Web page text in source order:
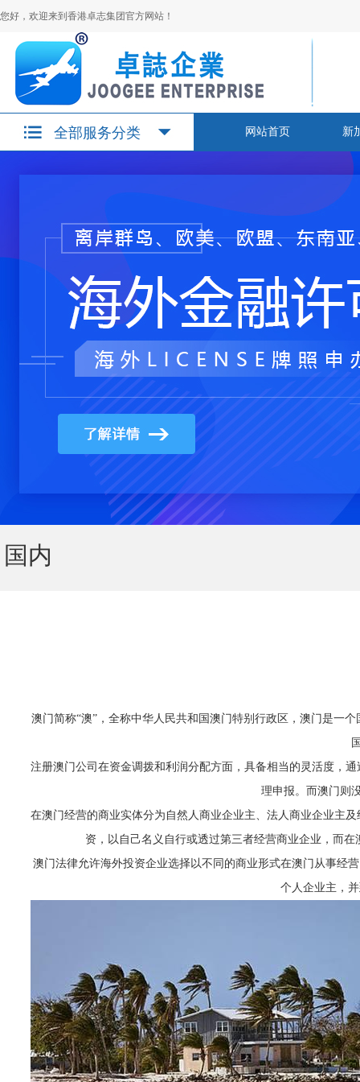
您好，欢迎来到香港卓志集团官方网站！
全部服务分类 网站首页 新
国内
澳门简称“澳”，全称中华人民共和国澳门特别行政区，澳门是一
注册澳门公司在资金调拨和利润分配方面，具备相当的灵活度，
理申报。而澳门则
在澳门经营的商业实体分为自然人商业企业主、法人商业企业主
资，以自己名义自行或透过第三者经营商业企业，而
澳门法律允许海外投资企业选择以不同的商业形式在澳门从事经
个人企业主，